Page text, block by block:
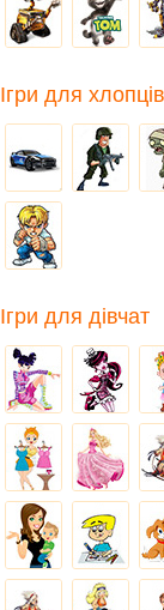
Ігри для хлопців
Ігри для дівчат